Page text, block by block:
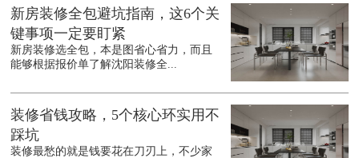
新房装修全包避坑指南，这6个关
键事项一定要盯紧
新房装修选全包，本是图省心省力，而且
能够根据报价单了解沈阳装修全...
装修省钱攻略，5个核心环实用不
踩坑
装修最愁的就是钱要花在刀刃上，不少家